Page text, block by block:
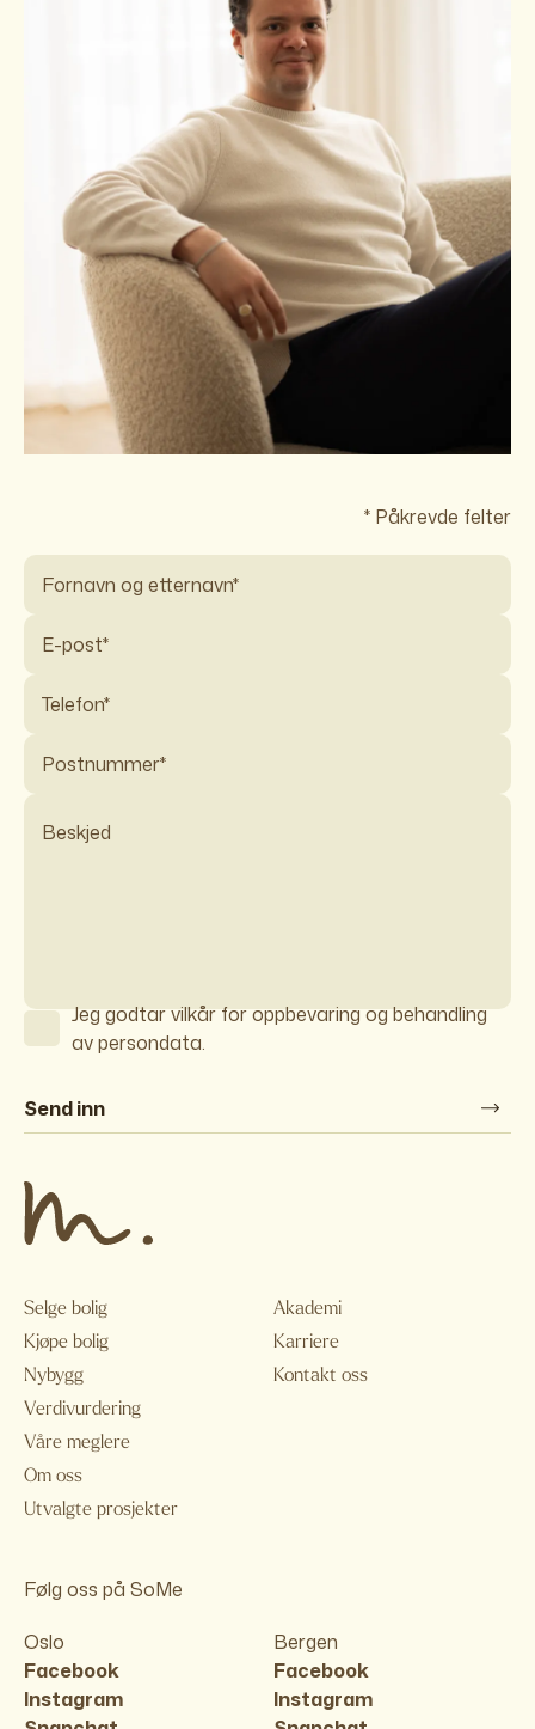
* Påkrevde felter
Jeg godtar vilkår for oppbevaring og behandling
av persondata.
Send inn
Selge bolig
Kjøpe bolig
Nybygg
Verdivurdering
Våre meglere
Om oss
Utvalgte prosjekter
Akademi
Karriere
Kontakt oss
Følg oss på SoMe
Oslo
Facebook
Instagram
Bergen
Facebook
Instagram